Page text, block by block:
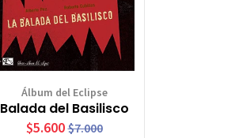
Álbum del Eclipse
Balada del Basilisco
$5.600 $7.000